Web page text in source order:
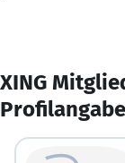
XING